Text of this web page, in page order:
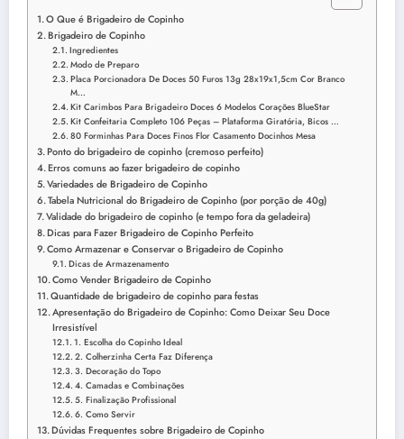
O Que é Brigadeiro de Copinho
Brigadeiro de Copinho
Ingredientes
Modo de Preparo
Placa Porcionadora De Doces 50 Furos 13g 28x19x1,5cm Cor Branco
M…
Kit Carimbos Para Brigadeiro Doces 6 Modelos Corações BlueStar
Kit Confeitaria Completo 106 Peças – Plataforma Giratória, Bicos …
80 Forminhas Para Doces Finos Flor Casamento Docinhos Mesa
Ponto do brigadeiro de copinho (cremoso perfeito)
Erros comuns ao fazer brigadeiro de copinho
Variedades de Brigadeiro de Copinho
Tabela Nutricional do Brigadeiro de Copinho (por porção de 40g)
Validade do brigadeiro de copinho (e tempo fora da geladeira)
Dicas para Fazer Brigadeiro de Copinho Perfeito
Como Armazenar e Conservar o Brigadeiro de Copinho
Dicas de Armazenamento
Como Vender Brigadeiro de Copinho
Quantidade de brigadeiro de copinho para festas
Apresentação do Brigadeiro de Copinho: Como Deixar Seu Doce
Irresistível
1. Escolha do Copinho Ideal
2. Colherzinha Certa Faz Diferença
3. Decoração do Topo
4. Camadas e Combinações
5. Finalização Profissional
6. Como Servir
Dúvidas Frequentes sobre Brigadeiro de Copinho